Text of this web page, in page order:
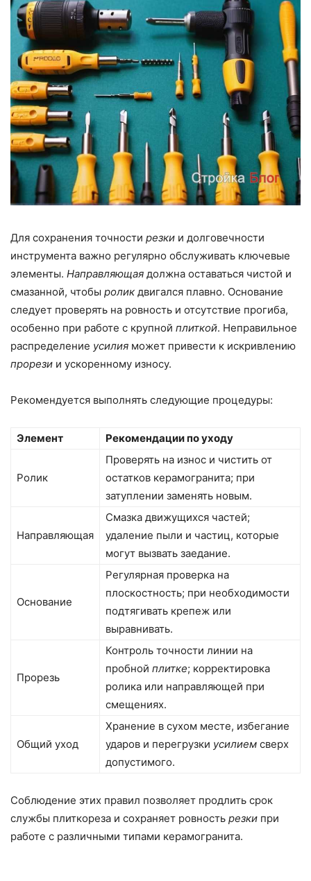
Для сохранения точности резки и долговечности
инструмента важно регулярно обслуживать ключевые
элементы. Направляющая должна оставаться чистой и
смазанной, чтобы ролик двигался плавно. Основание
следует проверять на ровность и отсутствие прогиба,
особенно при работе с крупной плиткой. Неправильное
распределение усилия может привести к искривлению
прорези и ускоренному износу.
Рекомендуется выполнять следующие процедуры:
Элемент Рекомендации по уходу
Ролик
Проверять на износ и чистить от
остатков керамогранита; при
затуплении заменять новым.
Направляющая
Смазка движущихся частей;
удаление пыли и частиц, которые
могут вызвать заедание.
Основание
Регулярная проверка на
плоскостность; при необходимости
подтягивать крепеж или
выравнивать.
Прорезь
Контроль точности линии на
пробной плитке; корректировка
ролика или направляющей при
смещениях.
Общий уход
Хранение в сухом месте, избегание
ударов и перегрузки усилием сверх
допустимого.
Соблюдение этих правил позволяет продлить срок
службы плиткореза и сохраняет ровность резки при
работе с различными типами керамогранита.